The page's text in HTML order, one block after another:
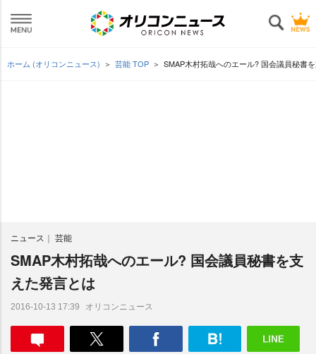
ホーム (オリコンニュース) 芸能 TOP SMAP木村拓哉へのエール? 国会議員秘書
ニュース 芸能
SMAP木村拓哉へのエール? 国会議員秘書を支
えた発言とは
2016-10-13 17:39 オリコンニュース